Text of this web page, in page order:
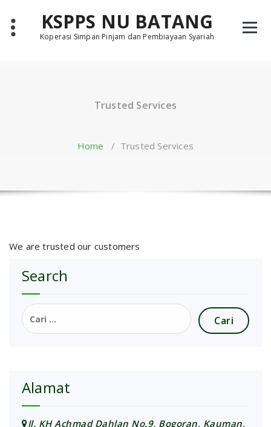
content
KSPPS NU BATANG
Koperasi Simpan Pinjam dan Pembiayaan Syariah
Trusted Services
Home / Trusted Services
We are trusted our customers
Search
Cari
untuk:
Alamat
Jl. KH Achmad Dahlan No.9, Bogoran, Kauman,